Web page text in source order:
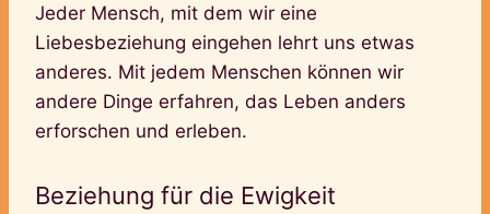
Jeder Mensch, mit dem wir eine
Liebesbeziehung eingehen lehrt uns etwas
anderes. Mit jedem Menschen können wir
andere Dinge erfahren, das Leben anders
erforschen und erleben.
Beziehung für die Ewigkeit